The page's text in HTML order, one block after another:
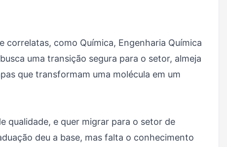
como Química, Engenharia Química
uma transição segura para o setor, almeja
que transformam uma molécula em um
qualidade, e quer migrar para o setor de
deu a base, mas falta o conhecimento